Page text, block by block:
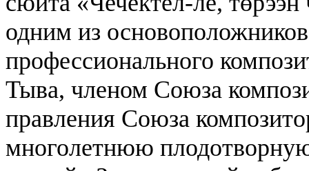
одним из
профессионального
Тыва, членом Союза
правления Союза
многолетнюю